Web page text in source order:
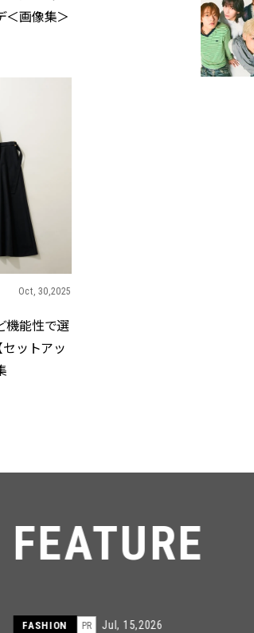
＜画像集＞
Oct, 30,2025
機能性で選
セットアッ
“キャトル”で人気急上昇【ブシ
FEATURE
PR Jul, 15,2026